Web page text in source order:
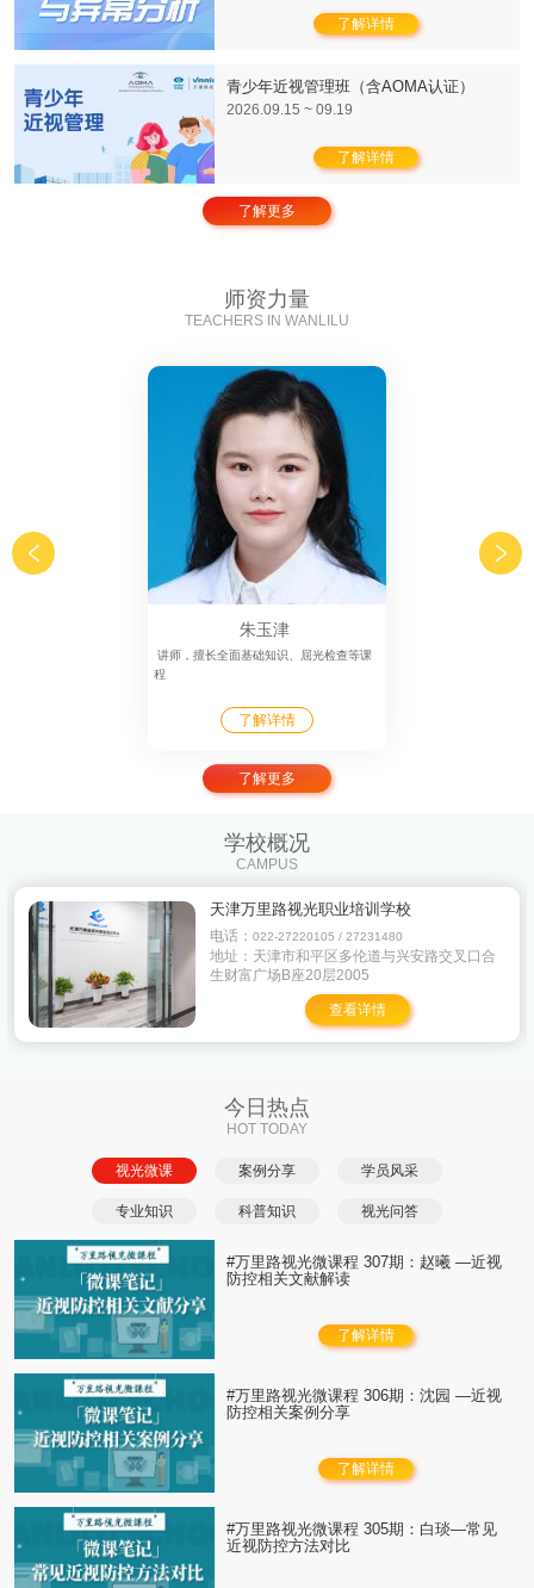
了解详情
青少年近视管理班（含AOMA认证）
2026.09.15 ~ 09.19
了解详情
了解更多
师资力量
TEACHERS IN WANLILU
了解详情
了解详情
了解详情
了解详情
了解详情
朱玉津
讲师，擅长全面基础知识、屈光检查等课
程
了解详情
了解详情
了解更多
学校概况
CAMPUS
天津万里路视光职业培训学校
电话： 022-27220105 / 27231480
地址：天津市和平区多伦道与兴安路交叉口合
生财富广场B座20层2005
查看详情
今日热点
HOT TODAY
视光微课 案例分享 学员风采
专业知识 科普知识 视光问答
#万里路视光微课程 307期：赵曦 —近视
防控相关文献解读
了解详情
#万里路视光微课程 306期：沈园 —近视
防控相关案例分享
了解详情
#万里路视光微课程 305期：白琰—常见
近视防控方法对比